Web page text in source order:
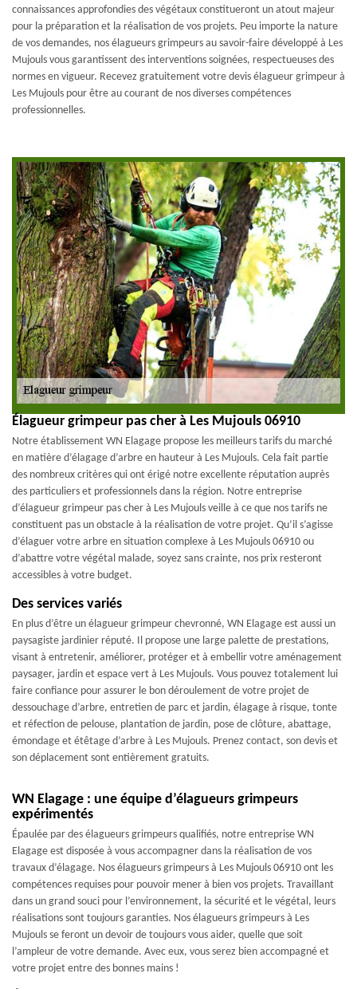
connaissances approfondies des végétaux constitueront un atout majeur
pour la préparation et la réalisation de vos projets. Peu importe la nature
de vos demandes, nos élagueurs grimpeurs au savoir-faire développé à Les
Mujouls vous garantissent des interventions soignées, respectueuses des
normes en vigueur. Recevez gratuitement votre devis élagueur grimpeur à
Les Mujouls pour être au courant de nos diverses compétences
professionnelles.
Élagueur grimpeur pas cher à Les Mujouls 06910
Notre établissement WN Elagage propose les meilleurs tarifs du marché
en matière d’élagage d’arbre en hauteur à Les Mujouls. Cela fait partie
des nombreux critères qui ont érigé notre excellente réputation auprès
des particuliers et professionnels dans la région. Notre entreprise
d’élagueur grimpeur pas cher à Les Mujouls veille à ce que nos tarifs ne
constituent pas un obstacle à la réalisation de votre projet. Qu’il s’agisse
d’élaguer votre arbre en situation complexe à Les Mujouls 06910 ou
d’abattre votre végétal malade, soyez sans crainte, nos prix resteront
accessibles à votre budget.
Des services variés
En plus d’être un élagueur grimpeur chevronné, WN Elagage est aussi un
paysagiste jardinier réputé. Il propose une large palette de prestations,
visant à entretenir, améliorer, protéger et à embellir votre aménagement
paysager, jardin et espace vert à Les Mujouls. Vous pouvez totalement lui
faire confiance pour assurer le bon déroulement de votre projet de
dessouchage d’arbre, entretien de parc et jardin, élagage à risque, tonte
et réfection de pelouse, plantation de jardin, pose de clôture, abattage,
émondage et étêtage d’arbre à Les Mujouls. Prenez contact, son devis et
son déplacement sont entièrement gratuits.
WN Elagage : une équipe d’élagueurs grimpeurs
expérimentés
Épaulée par des élagueurs grimpeurs qualifiés, notre entreprise WN
Elagage est disposée à vous accompagner dans la réalisation de vos
travaux d’élagage. Nos élagueurs grimpeurs à Les Mujouls 06910 ont les
compétences requises pour pouvoir mener à bien vos projets. Travaillant
dans un grand souci pour l’environnement, la sécurité et le végétal, leurs
réalisations sont toujours garanties. Nos élagueurs grimpeurs à Les
Mujouls se feront un devoir de toujours vous aider, quelle que soit
l’ampleur de votre demande. Avec eux, vous serez bien accompagné et
votre projet entre des bonnes mains !